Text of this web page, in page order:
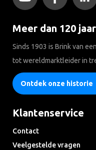
Meer dan 120
Sinds 1903 is Brink van
tot wereldmarktleider in
Ontdek onze historie
Klantenservice
Contact
Veelgestelde vragen